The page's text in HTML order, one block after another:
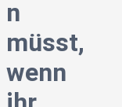
n
müsst,
wenn